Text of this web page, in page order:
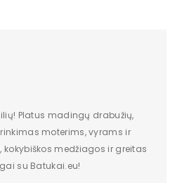
Platus madingų drabužių,
moterims, vyrams ir
medžiagos ir greitas
su Batukai.eu!